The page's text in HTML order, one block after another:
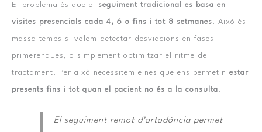
El problema és que el seguiment tradicional es basa en
visites presencials cada 4, 6 o fins i tot 8 setmanes. Això és
massa temps si volem detectar desviacions en fases
primerenques, o simplement optimitzar el ritme de
tractament. Per això necessitem eines que ens permetin estar
presents fins i tot quan el pacient no és a la consulta.
El seguiment remot d’ortodòncia permet